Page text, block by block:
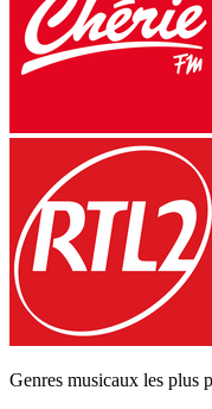
Genres musicaux les plus